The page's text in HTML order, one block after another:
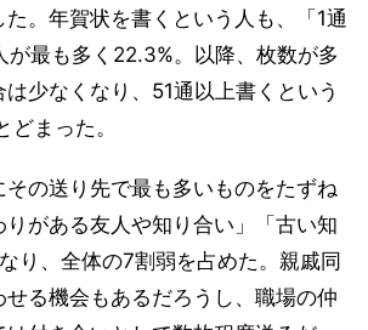
。年賀状を書くという人も、「1通
が最も多く22.3%。以降、枚数が多
は少なくなり、51通以上書くという
どまった。
の送り先で最も多いものをたずね
りがある友人や知り合い」「古い知
り、全体の7割弱を占めた。親戚同
る機会もあるだろうし、職場の仲